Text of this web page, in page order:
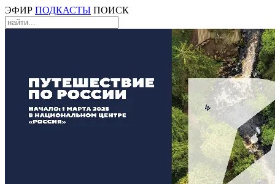
ЭФИР ПОДКАСТЫ ПОИСК